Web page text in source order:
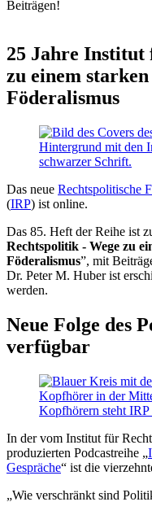
Beiträgen!
25 Jahre Institut
zu einem
Föderalismus
Das neue Rechtspolitische
(IRP) ist online.
Das 85. Heft der Reihe ist
Rechtspolitik - Wege zu
Föderalismus”, mit
Dr. Peter M. Huber ist
werden.
Neue Folge des
verfügbar
In der vom Institut für
produzierten Podcastreihe „
Gespräche“ ist die
„Wie verschränkt sind